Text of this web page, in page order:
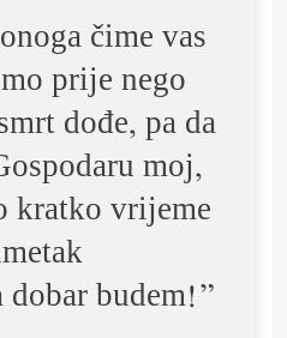
čime vas
prije nego
dođe, pa da
moj,
kratko vrijeme
budem!”